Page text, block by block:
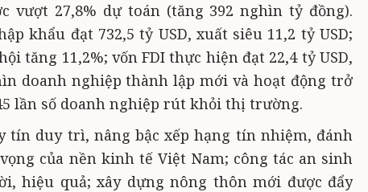
vượt 27,8% dự toán (tăng 392 nghìn tỷ đồng).
khẩu đạt 732,5 tỷ USD, xuất siêu 11,2 tỷ USD;
tăng 11,2%; vốn FDI thực hiện đạt 22,4 tỷ USD,
doanh nghiệp thành lập mới và hoạt động trở
lần số doanh nghiệp rút khỏi thị trường.
tín duy trì, nâng bậc xếp hạng tín nhiệm, đánh
của nền kinh tế Việt Nam; công tác an sinh
hiệu quả; xây dựng nông thôn mới được đẩy